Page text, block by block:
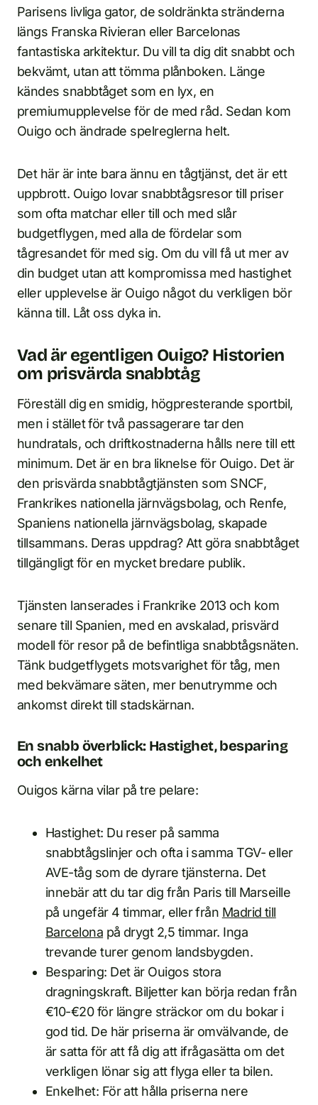
Parisens livliga gator, de soldränkta stränderna
längs Franska Rivieran eller Barcelonas
fantastiska arkitektur. Du vill ta dig dit snabbt och
bekvämt, utan att tömma plånboken. Länge
kändes snabbtåget som en lyx, en
premiumupplevelse för de med råd. Sedan kom
Ouigo och ändrade spelreglerna helt.
Det här är inte bara ännu en tågtjänst, det är ett
uppbrott. Ouigo lovar snabbtågsresor till priser
som ofta matchar eller till och med slår
budgetflygen, med alla de fördelar som
tågresandet för med sig. Om du vill få ut mer av
din budget utan att kompromissa med hastighet
eller upplevelse är Ouigo något du verkligen bör
känna till. Låt oss dyka in.
Vad är egentligen Ouigo? Historien
om prisvärda snabbtåg
Föreställ dig en smidig, högpresterande sportbil,
men i stället för två passagerare tar den
hundratals, och driftkostnaderna hålls nere till ett
minimum. Det är en bra liknelse för Ouigo. Det är
den prisvärda snabbtågtjänsten som SNCF,
Frankrikes nationella järnvägsbolag, och Renfe,
Spaniens nationella järnvägsbolag, skapade
tillsammans. Deras uppdrag? Att göra snabbtåget
tillgängligt för en mycket bredare publik.
Tjänsten lanserades i Frankrike 2013 och kom
senare till Spanien, med en avskalad, prisvärd
modell för resor på de befintliga snabbtågsnäten.
Tänk budgetflygets motsvarighet för tåg, men
med bekvämare säten, mer benutrymme och
ankomst direkt till stadskärnan.
En snabb överblick: Hastighet, besparing
och enkelhet
Ouigos kärna vilar på tre pelare:
Hastighet: Du reser på samma
snabbtågslinjer och ofta i samma TGV- eller
AVE-tåg som de dyrare tjänsterna. Det
innebär att du tar dig från Paris till Marseille
på ungefär 4 timmar, eller från Madrid till
Barcelona på drygt 2,5 timmar. Inga
trevande turer genom landsbygden.
Besparing: Det är Ouigos stora
dragningskraft. Biljetter kan börja redan från
€10-€20 för längre sträckor om du bokar i
god tid. De här priserna är omvälvande, de
är satta för att få dig att ifrågasätta om det
verkligen lönar sig att flyga eller ta bilen.
Enkelhet: För att hålla priserna nere